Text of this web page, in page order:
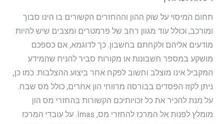
תחום המיסוי על שוק ההון וההחזרים הקשורים בו הינו סבוך
ומורכב, וכולל עוד מגוון רחב של פרמטרים ומצבים שיש להיות
מודעים אליהם ולקחתם בחשבון. כך לדוגמא, אם כספכם
מושקע במספר חשבונות או מקורות סביר להניח שהמידע
המקביל אינו מוצלב וחשוב לפקח אחר ביצוע ההצלבות. כמו כן,
ניתן לקזז הפסדים בבורסה מרווחי הון אחרים, כולל מס שבח.
על מנת להכיר את כל זכויותיכם הקשורות בהחזרי מס הון
מומלץ לפנות אל המרכז להחזרי מס, Imas. על עובדי המרכז